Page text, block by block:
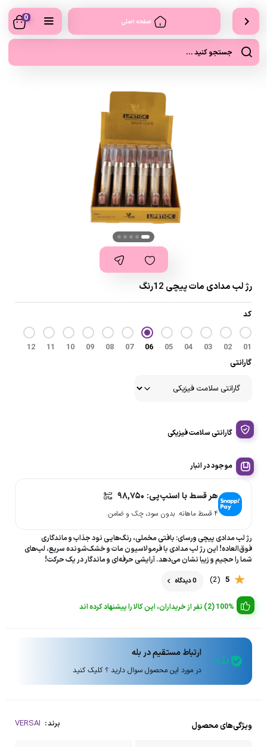
صفحه اصلی 0
رژ لب مدادی مات پیچی 12رنگ
کد
01
02
03
04
05
06
07
08
09
10
11
12
گارانتی
گارانتی سلامت فیزیکی
موجود در انبار
هر قسط با اسنپ‌پی: ۹۸,۷۵۰
۴ قسط ماهانه. بدون سود، چک و ضامن.
رژ لب مدادی پیچی ورسای: بافتی مخملی، رنگ‌هایی نود جذاب و ماندگاری
فوق‌العاده! این رژ لب مدادی با فرمولاسیون مات و خشک‌شونده سریع، لب‌های
شما را حجیم و زیبا نشان می‌دهد. آرایشی حرفه‌ای و ماندگار در یک حرکت!
5
(2) 0 دیدگاه
100% (2) نفر از خریداران، این کالا را پیشنهاد کرده اند
ارتباط مستقیم در بله
در مورد این محصول سوال دارید ؟ کلیک کنید
برند : VERSAI ویژگی‌های محصول